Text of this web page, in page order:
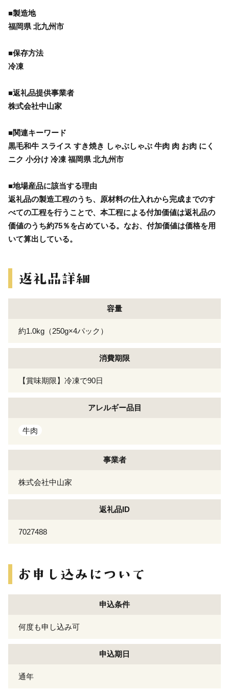
■製造地
福岡県 北九州市
■保存方法
冷凍
■返礼品提供事業者
株式会社中山家
■関連キーワード
黒毛和牛 スライス すき焼き しゃぶしゃぶ 牛肉 肉 お肉 にく
ニク 小分け 冷凍 福岡県 北九州市
■地場産品に該当する理由
返礼品の製造工程のうち、原材料の仕入れから完成までのす
べての工程を行うことで、本工程による付加価値は返礼品の
価値のうち約75％を占めている。なお、付加価値は価格を用
いて算出している。
容量
約1.0kg（250g×4パック）
消費期限
【賞味期限】冷凍で90日
アレルギー品目
牛肉
事業者
株式会社中山家
返礼品ID
7027488
申込条件
何度も申し込み可
申込期日
通年